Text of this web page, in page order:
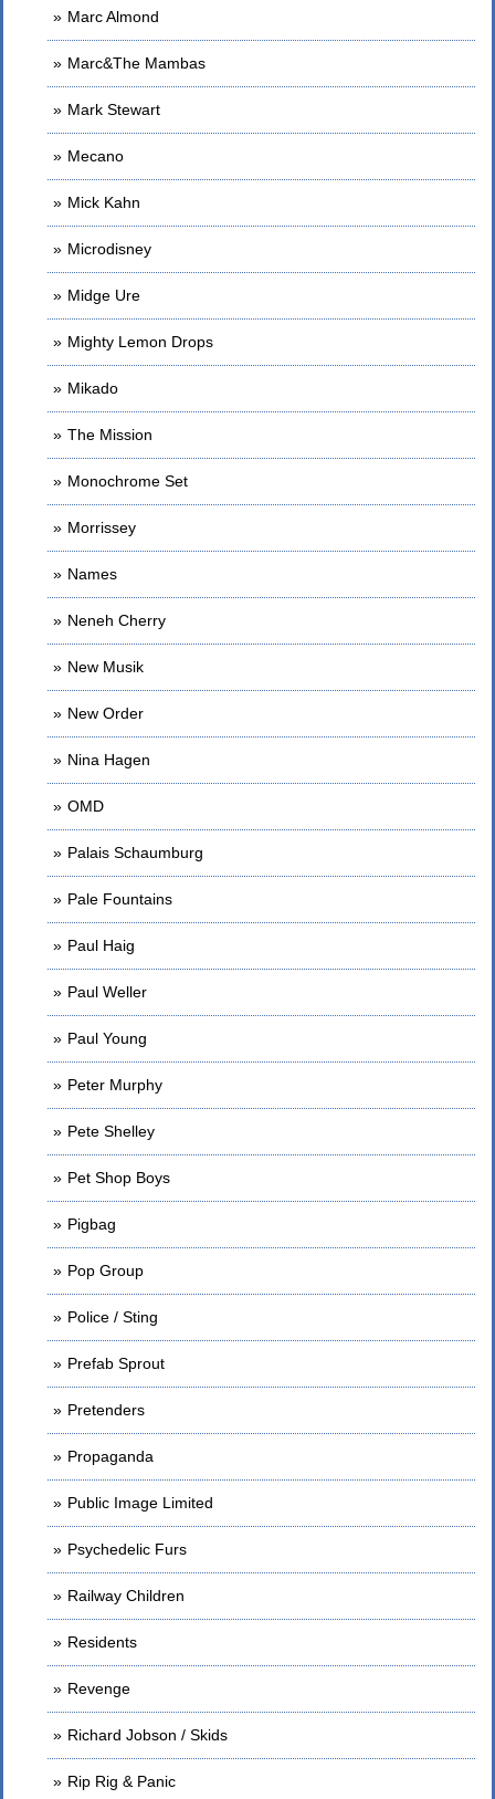
Marc Almond
Marc&The Mambas
Mark Stewart
Mecano
Mick Kahn
Microdisney
Midge Ure
Mighty Lemon Drops
Mikado
The Mission
Monochrome Set
Morrissey
Names
Neneh Cherry
New Musik
New Order
Nina Hagen
OMD
Palais Schaumburg
Pale Fountains
Paul Haig
Paul Weller
Paul Young
Peter Murphy
Pete Shelley
Pet Shop Boys
Pigbag
Pop Group
Police / Sting
Prefab Sprout
Pretenders
Propaganda
Public Image Limited
Psychedelic Furs
Railway Children
Residents
Revenge
Richard Jobson / Skids
Rip Rig & Panic